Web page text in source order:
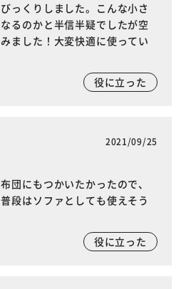
っくりしました。こんな小さ
るのかと半信半疑でしたが空
ました！大変快適に使ってい
役に立った
2021/09/25
団にもつかいたかったので、
段はソファとしても使えそう
役に立った